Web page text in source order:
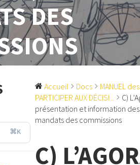
DES
⌘K
Accueil Docs
MANUEL
PARTICIPER AUX DÉCISI...
C)
présentation et information
mandats des commissions
C)